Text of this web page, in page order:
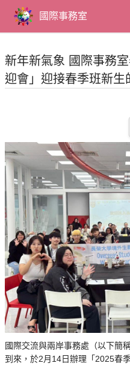
主
要
容
國際事務室
新年新氣象 國際事務
迎會」迎接春季班新生
國際交流與兩岸事務處（以下簡
到來，於2月14日辦理「2025春